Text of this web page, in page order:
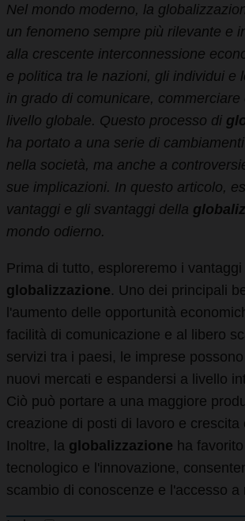
Nel mondo moderno, la
un fenomeno sempre più rilevante e
alla crescente interconnessione
e politica tra le nazioni, gli individui e
in grado di comunicare, commerciare
livello globale. Questo processo di
ha portato a una serie di
nella società, ma anche a
sue implicazioni. In questo articolo,
vantaggi e gli svantaggi della
mondo odierno.
Prima di tutto, esploreremo i vantaggi
globalizzazione. Uno dei principali
l'aumento delle opportunità
facilità di comunicazione e al libero
servizi tra i paesi, le imprese
nuovi mercati e espandersi a livello
Ciò può portare a una maggiore
creazione di posti di lavoro e crescita
Inoltre, la globalizzazione ha
tecnologico e l'innovazione,
scambio di conoscenze e l'accesso a